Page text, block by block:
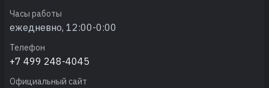
Часы работы
ежедневно, 12:00-0:00
Телефон
+7 499 248-4045
Официальный сайт